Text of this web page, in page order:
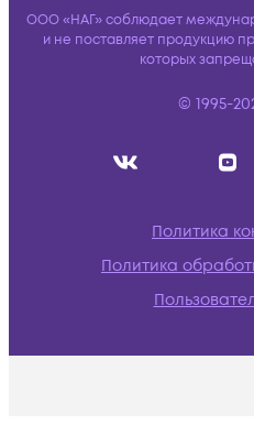
ООО «НАГ» соблюдает
и не поставляет продукцию
которых
© 1995-
Политика
Политика